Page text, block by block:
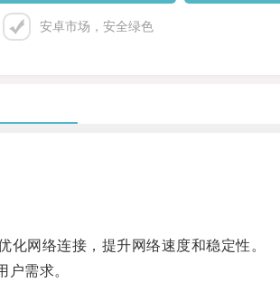
安卓市场，安全绿色
网络连接，提升网络速度和稳定性。
需求。